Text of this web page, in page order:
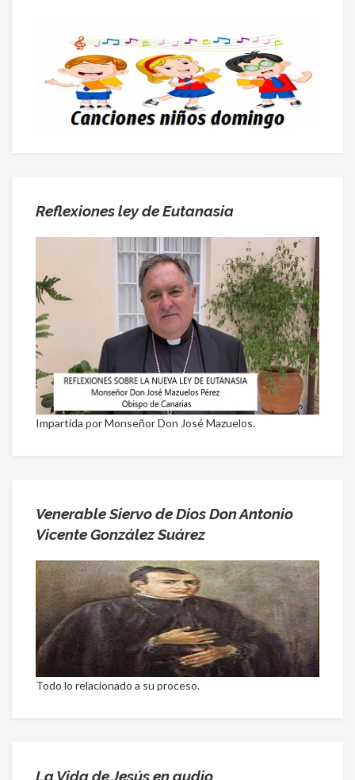
Reflexiones ley de Eutanasia
Impartida por Monseñor Don José Mazuelos.
Venerable Siervo de Dios Don Antonio
Vicente González Suárez
Todo lo relacionado a su proceso.
La Vida de Jesús en audio